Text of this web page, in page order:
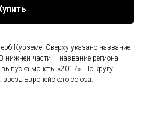
Курземе. Сверху указано название
нижней части – название региона
выпуска монеты «2017». По кругу
Европейского союза.